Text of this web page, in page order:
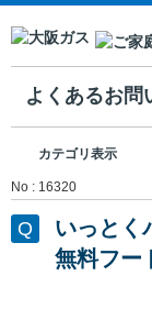
よくあるお問
カテゴリ表示
No : 16320
いっとく
無料フー